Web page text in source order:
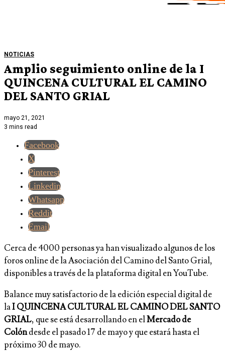
NOTICIAS
Amplio seguimiento online de la I
QUINCENA CULTURAL EL CAMINO
DEL SANTO GRIAL
mayo 21, 2021
3 mins read
Facebook
X
Pinterest
Linkedin
Whatsapp
Reddit
Email
Cerca de 4000 personas ya han visualizado algunos de los
foros online de la Asociación del Camino del Santo Grial,
disponibles a través de la plataforma digital en YouTube.
Balance muy satisfactorio de la edición especial digital de
laI QUINCENA CULTURAL EL CAMINO DEL SANTO
GRIAL, que se está desarrollando en elMercado de
Colóndesde el pasado 17 de mayo y que estará hasta el
próximo 30 de mayo.